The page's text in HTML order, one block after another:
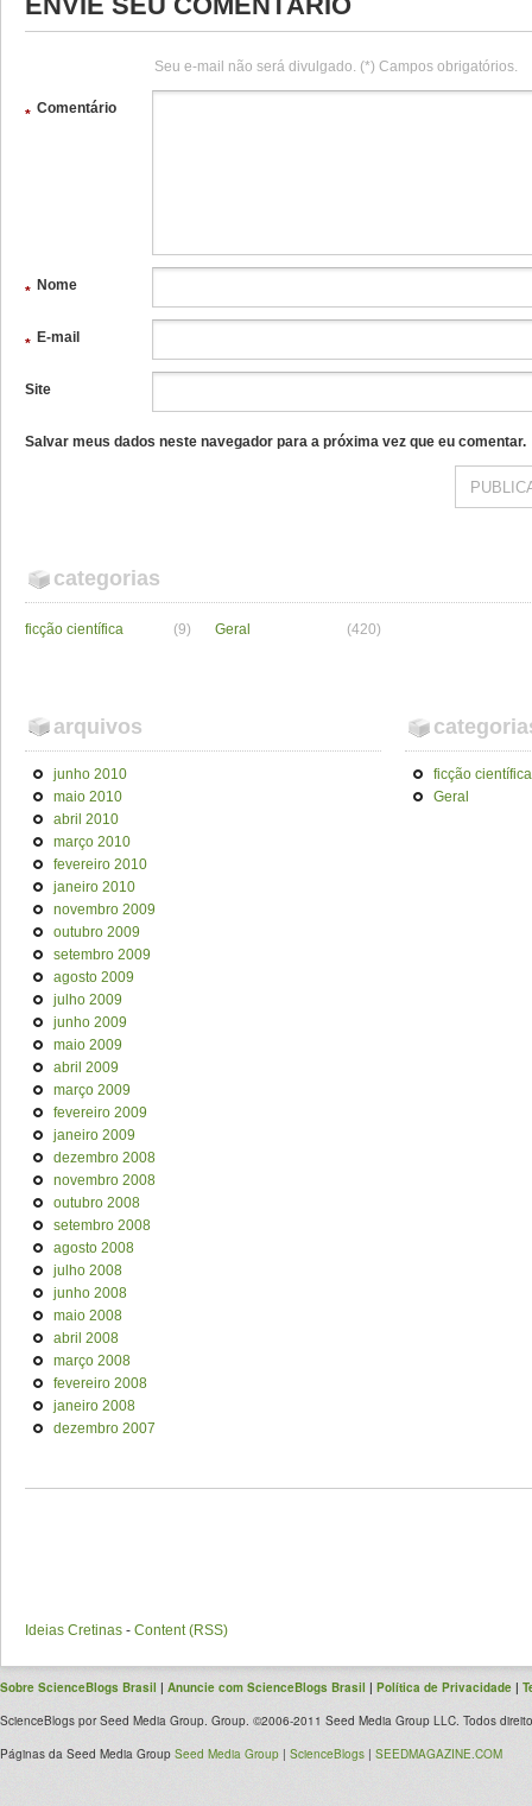
Seu e-mail não será divulgado. (*) Campos obrigatórios.
Comentário
*
Nome
*
E-mail
*
Site
Salvar meus dados neste navegador para a próxima vez que eu comentar.
categorias
ficção científica (9) Geral (420)
arquivos
junho 2010
maio 2010
abril 2010
março 2010
fevereiro 2010
janeiro 2010
novembro 2009
outubro 2009
setembro 2009
agosto 2009
julho 2009
junho 2009
maio 2009
abril 2009
março 2009
fevereiro 2009
janeiro 2009
dezembro 2008
novembro 2008
outubro 2008
setembro 2008
agosto 2008
julho 2008
junho 2008
maio 2008
abril 2008
março 2008
fevereiro 2008
janeiro 2008
dezembro 2007
ficção científica
Geral
Ideias Cretinas - Content (RSS)
Sobre ScienceBlogs Brasil | Anuncie com ScienceBlogs Brasil | Política de Privacidade |
ScienceBlogs por Seed Media Group. Group. ©2006-2011 Seed Media Group LLC. Todos
Páginas da Seed Media Group Seed Media Group | ScienceBlogs | SEEDMAGAZINE.COM